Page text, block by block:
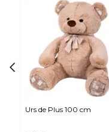
Urs de Plus 100 cm